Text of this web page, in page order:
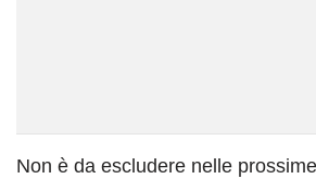
Non è da escludere nelle